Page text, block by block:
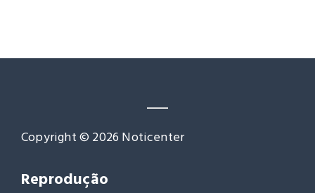
Copyright © 2026 Noticenter
Reprodução